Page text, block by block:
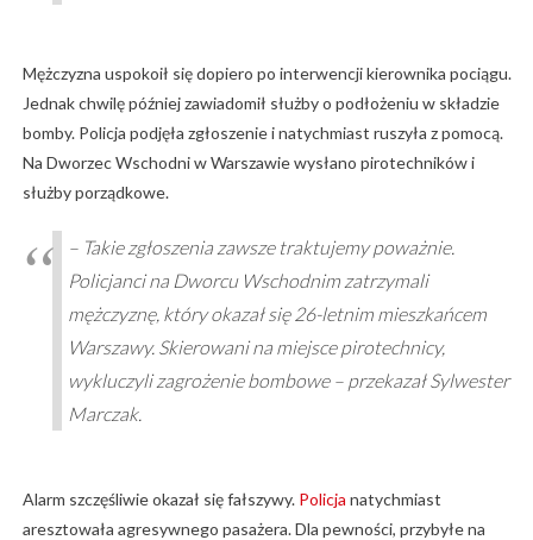
Mężczyzna uspokoił się dopiero po interwencji kierownika pociągu.
Jednak chwilę później zawiadomił służby o podłożeniu w składzie
bomby. Policja podjęła zgłoszenie i natychmiast ruszyła z pomocą.
Na Dworzec Wschodni w Warszawie wysłano pirotechników i
służby porządkowe.
– Takie zgłoszenia zawsze traktujemy poważnie.
Policjanci na Dworcu Wschodnim zatrzymali
mężczyznę, który okazał się 26-letnim mieszkańcem
Warszawy. Skierowani na miejsce pirotechnicy,
wykluczyli zagrożenie bombowe – przekazał Sylwester
Marczak.
Alarm szczęśliwie okazał się fałszywy. Policja natychmiast
aresztowała agresywnego pasażera. Dla pewności, przybyłe na